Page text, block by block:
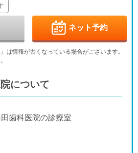
8
9/10
-
9/11
9/12
休
木
- -
火
休
休
ネット予約
は情報が古くなっている場合がございます。
について